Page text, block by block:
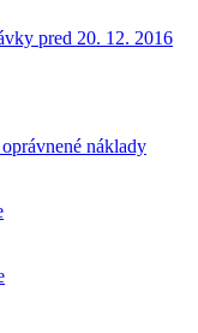
pred 20. 12. 2016
náklady